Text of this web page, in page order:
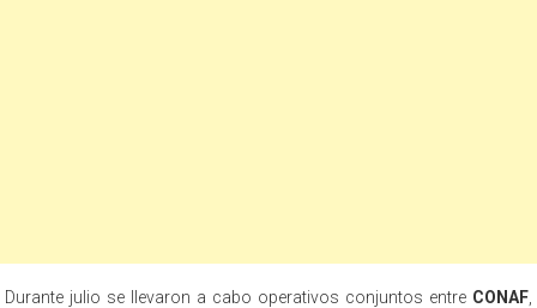
Durante julio se llevaron a cabo operativos conjuntos entre CONAF,